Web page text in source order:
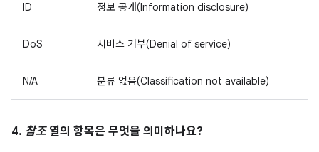
ID 정보 공개(Information disclosure)
DoS 서비스 거부(Denial of service)
N/A 분류 없음(Classification not available)
4. 참조열의 항목은 무엇을 의미하나요?